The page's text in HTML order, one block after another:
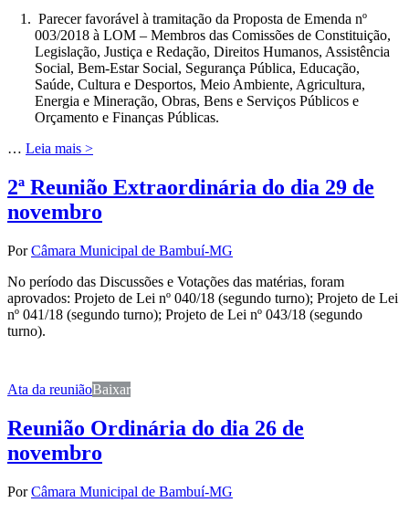
Parecer favorável à tramitação da Proposta de Emenda nº
003/2018 à LOM – Membros das Comissões de Constituição,
Legislação, Justiça e Redação, Direitos Humanos, Assistência
Social, Bem-Estar Social, Segurança Pública, Educação,
Saúde, Cultura e Desportos, Meio Ambiente, Agricultura,
Energia e Mineração, Obras, Bens e Serviços Públicos e
Orçamento e Finanças Públicas.
… Leia mais >
2ª Reunião Extraordinária do dia 29 de
novembro
PorCâmara Municipal de Bambuí-MG
No período das Discussões e Votações das matérias, foram
aprovados: Projeto de Lei nº 040/18 (segundo turno); Projeto de Lei
nº 041/18 (segundo turno); Projeto de Lei nº 043/18 (segundo
turno).
Ata da reuniãoBaixar
Reunião Ordinária do dia 26 de
novembro
PorCâmara Municipal de Bambuí-MG